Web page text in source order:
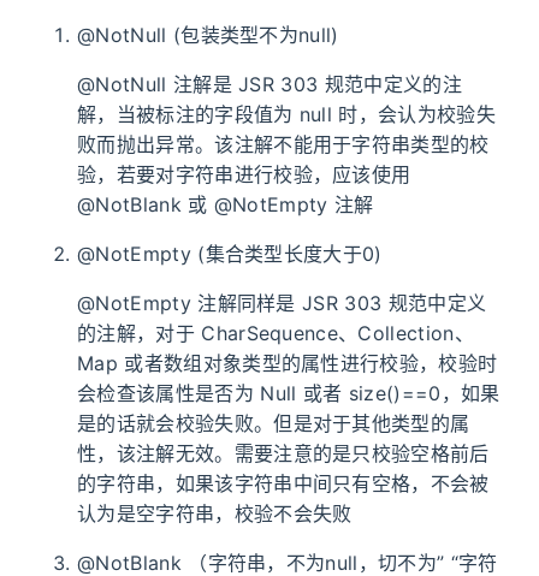
@NotNull (包装类型不为null)
@NotNull 注解是 JSR 303 规范中定义的注
解，当被标注的字段值为 null 时，会认为校验失
败而抛出异常。该注解不能用于字符串类型的校
验，若要对字符串进行校验，应该使用
@NotBlank 或 @NotEmpty 注解
@NotEmpty (集合类型长度大于0)
@NotEmpty 注解同样是 JSR 303 规范中定义
的注解，对于 CharSequence、Collection、
Map 或者数组对象类型的属性进行校验，校验时
会检查该属性是否为 Null 或者 size()==0，如果
是的话就会校验失败。但是对于其他类型的属
性，该注解无效。需要注意的是只校验空格前后
的字符串，如果该字符串中间只有空格，不会被
认为是空字符串，校验不会失败
@NotBlank （字符串，不为null，切不为” “字符